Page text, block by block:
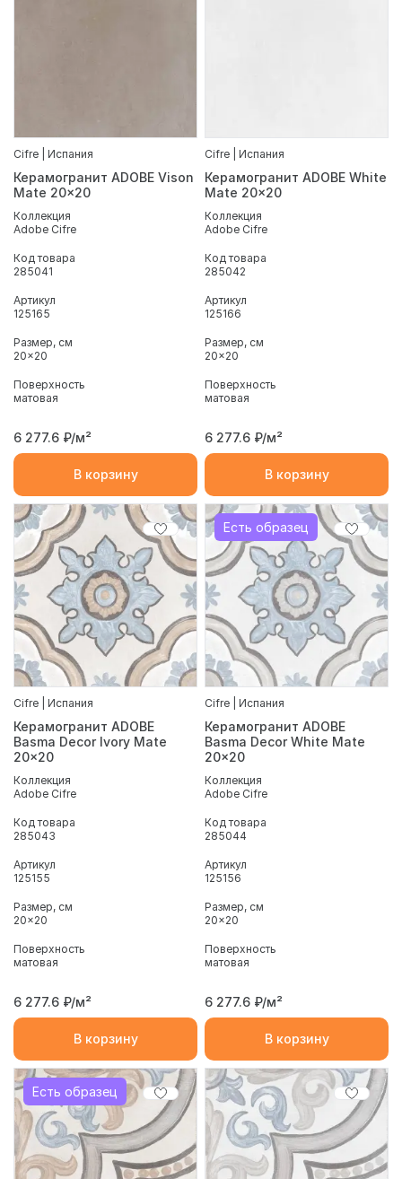
Cifre | Испания
Керамогранит ADOBE Vison
Mate 20x20
Коллекция
Adobe Cifre
Код товара
285041
Артикул
125165
Размер, см
20x20
Поверхность
матовая
6 277.6 ₽/м²
В корзину
Cifre | Испания
Керамогранит ADOBE White
Mate 20x20
Коллекция
Adobe Cifre
Код товара
285042
Артикул
125166
Размер, см
20x20
Поверхность
матовая
6 277.6 ₽/м²
В корзину
Cifre | Испания
Керамогранит ADOBE
Basma Decor Ivory Mate
20x20
Коллекция
Adobe Cifre
Код товара
285043
Артикул
125155
Размер, см
20x20
Поверхность
матовая
6 277.6 ₽/м²
В корзину
Есть образец
Cifre | Испания
Керамогранит ADOBE
Basma Decor White Mate
20x20
Коллекция
Adobe Cifre
Код товара
285044
Артикул
125156
Размер, см
20x20
Поверхность
матовая
6 277.6 ₽/м²
В корзину
Есть образец